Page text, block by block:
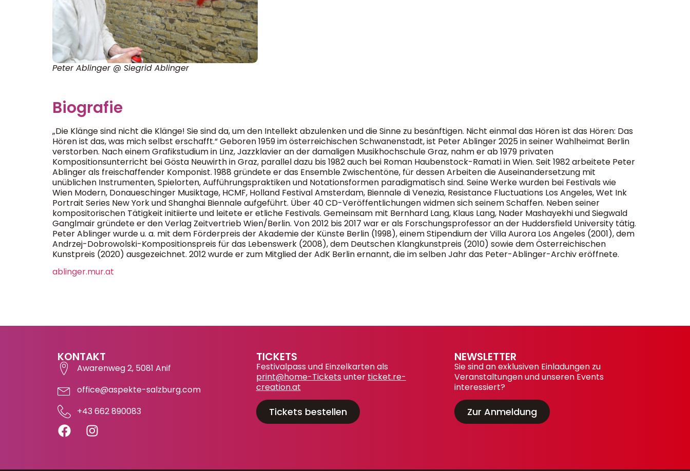
Peter Ablinger @ Siegrid Ablinger
Biografie
„Die Klänge sind nicht die Klänge! Sie sind da, um den Intellekt abzulenken und die Sinne zu besänftigen. Nicht einmal das Hören ist das Hören: Das
Hören ist das, was mich selbst erschafft.“ Geboren 1959 im österreichischen Schwanenstadt, ist Peter Ablinger 2025 in seiner Wahlheimat Berlin
verstorben. Nach einem Grafikstudium in Linz, Jazzklavier an der damaligen Musikhochschule Graz, nahm er ab 1979 privaten
Kompositionsunterricht bei Gösta Neuwirth in Graz, parallel dazu bis 1982 auch bei Roman Haubenstock-Ramati in Wien. Seit 1982 arbeitete Peter
Ablinger als freischaffender Komponist. 1988 gründete er das Ensemble Zwischentöne, für dessen Arbeiten die Auseinandersetzung mit
unüblichen Instrumenten, Spielorten, Aufführungspraktiken und Notationsformen paradigmatisch sind. Seine Werke wurden bei Festivals wie
Wien Modern, Donaueschinger Musiktage, HCMF, Holland Festival Amsterdam, Biennale di Venezia, Resistance Fluctuations Los Angeles, Wet Ink
Portrait Series New York und Shanghai Biennale aufgeführt. Über 40 CD-Veröffentlichungen widmen sich seinem Schaffen. Neben seiner
kompositorischen Tätigkeit initiierte und leitete er etliche Festivals. Gemeinsam mit Bernhard Lang, Klaus Lang, Nader Mashayekhi und Siegwald
Ganglmair gründete er den Verlag Zeitvertrieb Wien/Berlin. Von 2012 bis 2017 war er als Forschungsprofessor an der Huddersfield University tätig.
Peter Ablinger wurde u. a. mit dem Förderpreis der Akademie der Künste Berlin (1998), einem Stipendium der Villa Aurora Los Angeles (2001), dem
Andrzej-Dobrowolski-Kompositionspreis für das Lebenswerk (2008), dem Deutschen Klangkunstpreis (2010) sowie dem Österreichischen
Kunstpreis (2020) ausgezeichnet. 2012 wurde er zum Mitglied der AdK Berlin ernannt, die im selben Jahr das Peter-Ablinger-Archiv eröffnete.
ablinger.mur.at
KONTAKT
Awarenweg 2, 5081 Anif
office@aspekte-salzburg.com
+43 662 890083
TICKETS
Festivalpass und Einzelkarten als
print@home-Ticketsunter ticket.re-
creation.at
Tickets bestellen
NEWSLETTER
Sie sind an exklusiven Einladungen zu
Veranstaltungen und unseren Events
interessiert?
Zur Anmeldung